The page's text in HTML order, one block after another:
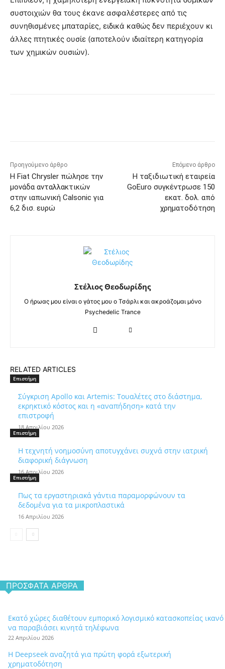
συστοιχιών θα τους έκανε ασφαλέστερες από τις
συνηθισμένες μπαταρίες, ειδικά καθώς δεν περιέχουν κι
άλλες πτητικές ουσίε (αποτελούν ιδιαίτερη κατηγορία
των χημικών ουσιών).
Προηγούμενο άρθρο
Η Fiat Chrysler πώλησε την
μονάδα ανταλλακτικών
στην ιαπωνική Calsonic για
6,2 δισ. ευρώ
Επόμενο άρθρο
Η ταξιδιωτική εταιρεία
GoEuro συγκέντρωσε 150
εκατ. δολ. από
χρηματοδότηση
Στέλιος Θεοδωρίδης
Ο ήρωας μου είναι ο γάτος μου ο Τσάρλι και ακροάζομαι μόνο
Psychedelic Trance
RELATED ARTICLES
Επιστήμη
Σύγκριση Apollo και Artemis: Τουαλέτες στο διάστημα,
εκρηκτικό κόστος και η «αναπήδηση» κατά την
επιστροφή
18 Απριλίου 2026
Επιστήμη
Η τεχνητή νοημοσύνη αποτυγχάνει συχνά στην ιατρική
διαφορική διάγνωση
16 Απριλίου 2026
Επιστήμη
Πως τα εργαστηριακά γάντια παραμορφώνουν τα
δεδομένα για τα μικροπλαστικά
16 Απριλίου 2026
ΠΡΌΣΦΑΤΑ ΆΡΘΡΑ
Εκατό χώρες διαθέτουν εμπορικό λογισμικό κατασκοπείας ικανό
να παραβιάσει κινητά τηλέφωνα
22 Απριλίου 2026
Η Deepseek αναζητά για πρώτη φορά εξωτερική
χρηματοδότηση